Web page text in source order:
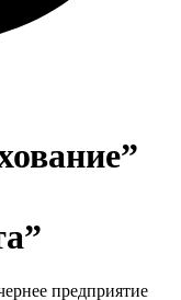
предприятие